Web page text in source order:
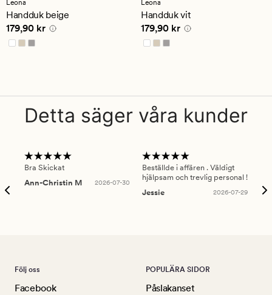
ett
genomsnittligt
betyg
på
4
Leona
Handduk beige
Pris 179,90 kr
179,90 kr
ett
genomsnittligt
betyg
på
4
Leona
Handduk vit
Pris 179,90 kr
179,90 kr
Detta säger våra kunder
Bra Skickat
Ann-Christin M
2026-07-30
Beställde i affären . Väldigt
hjälpsam och trevlig personal !
Jessie
2026-07-29
Följ oss
Facebook
POPULÄRA SIDOR
Påslakanset